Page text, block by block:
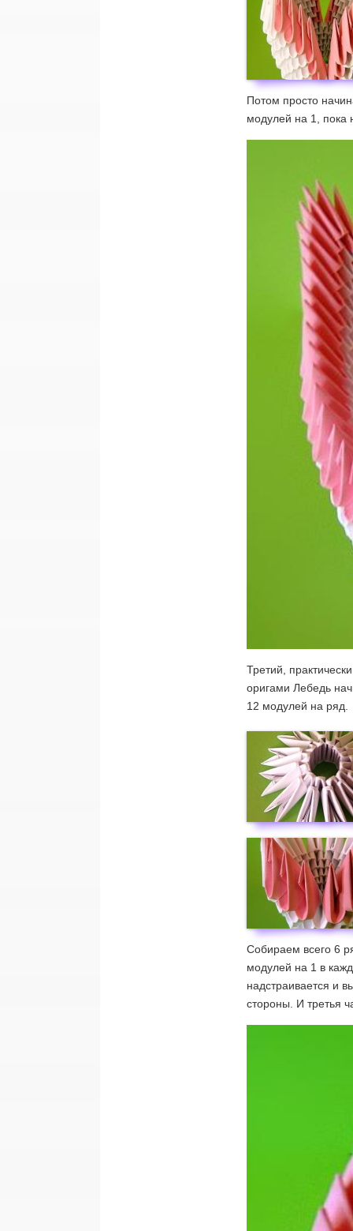
Потом просто
модулей на 1, пока
Третий,
оригами Лебедь
12 модулей на ряд.
Собираем всего 6
модулей на 1 в
надстраивается и
стороны. И третья